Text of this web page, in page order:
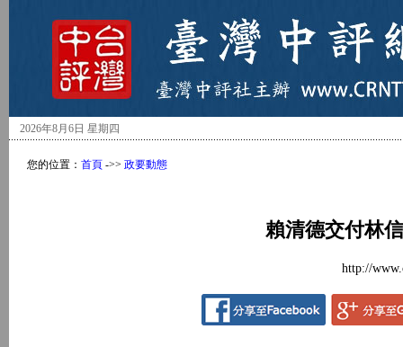
2026年8月6日 星期四
您的位置： 首頁 ->> 政要動態
賴清德交付林
http://